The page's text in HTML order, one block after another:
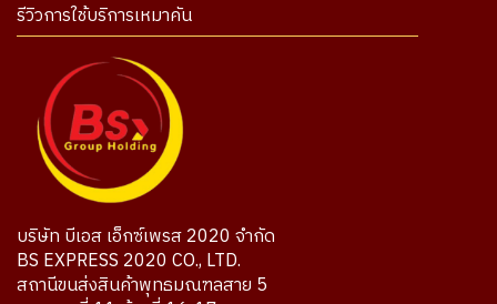
รีวิวการใช้บริการเหมาคัน
บริษัท บีเอส เอ็กซ์เพรส 2020 จำกัด
BS EXPRESS 2020 CO., LTD.
สถานีขนส่งสินค้าพุทธมณฑลสาย 5